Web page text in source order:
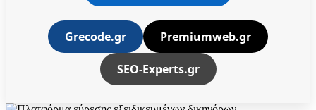
Grecode.gr Premiumweb.gr
SEO-Experts.gr